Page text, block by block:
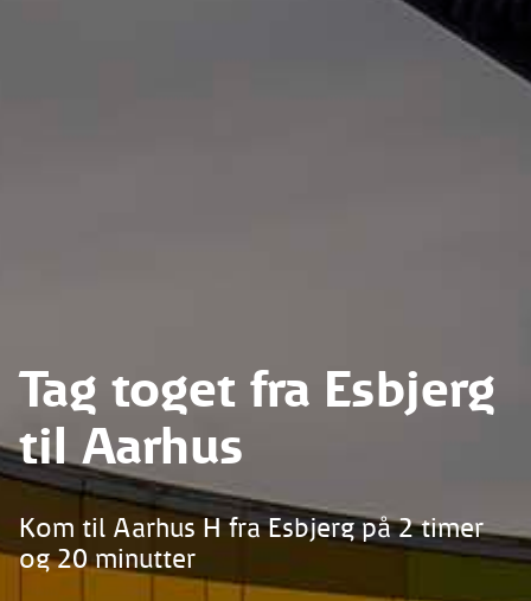
Tag toget fra Esbjerg
til Aarhus
Kom til Aarhus H fra Esbjerg på 2 timer
og 20 minutter